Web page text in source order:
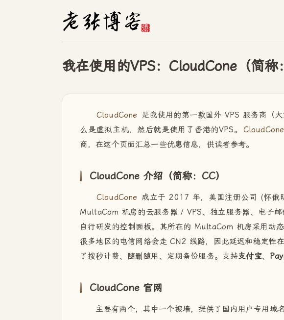
我在使用的VPS：CloudCone（简称
CloudCone
是我使用的第一款国外 VPS 服务商（
么是虚拟主机，然后就是使用了香港的VPS。
CloudCone
商，在这个页面汇总一些优惠信息，供读者参考。
CloudCone 介绍（简称：CC）
CloudCone 成立于 2017 年，美国注册公司 (怀
MultaCom 机房的云服务器 / VPS、独立服务器、电子
自行研发的控制面板。其所在的 MultaCom 机房采用动
很多地区的电信网络会走 CN2 线路，因此延迟和稳定性
了按秒计费、随删随用、定期备份服务。支持支付宝、
CloudCone 官网
主要有两个，其中一个被墙，提供了国内用户专用域名